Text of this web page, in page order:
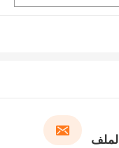
PACKAGING CO., LTD الملف